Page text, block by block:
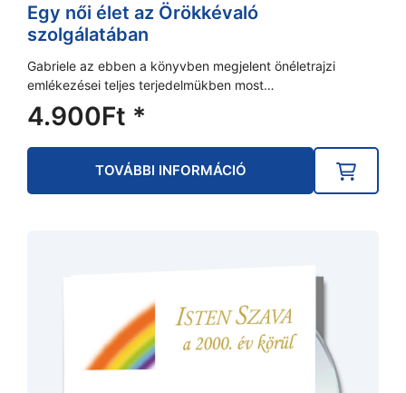
Egy női élet az Örökkévaló
szolgálatában
Gabriele az ebben a könyvben megjelent önéletrajzi
emlékezései teljes terjedelmükben most…
4.900Ft *
TOVÁBBI INFORMÁCIÓ